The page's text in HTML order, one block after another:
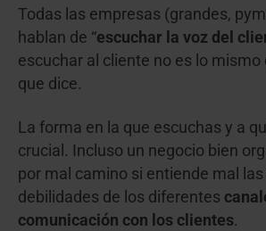
Todas las empresas (grandes,
hablan de “escuchar la voz del
escuchar al cliente no es lo mismo
que dice.
La forma en la que escuchas y a
crucial. Incluso un negocio bien
por mal camino si entiende mal
debilidades de los diferentes
comunicación con los clientes.